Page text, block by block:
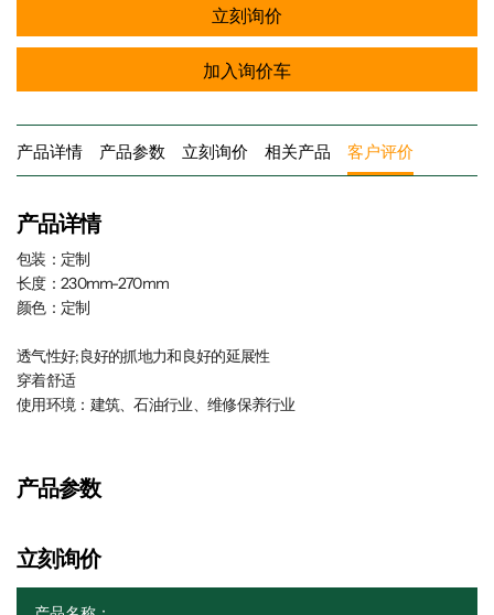
立刻询价
加入询价车
产品详情 产品参数 立刻询价 相关产品 客户评价
产品详情
包装：定制
长度：230mm-270mm
颜色：定制
透气性好;良好的抓地力和良好的延展性
穿着舒适
使用环境：建筑、石油行业、维修保养行业
产品参数
立刻询价